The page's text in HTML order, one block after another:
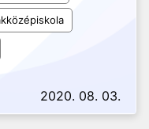
2020. 08. 03.